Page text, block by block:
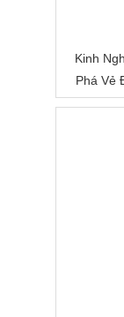
Kinh
Phá Vẻ